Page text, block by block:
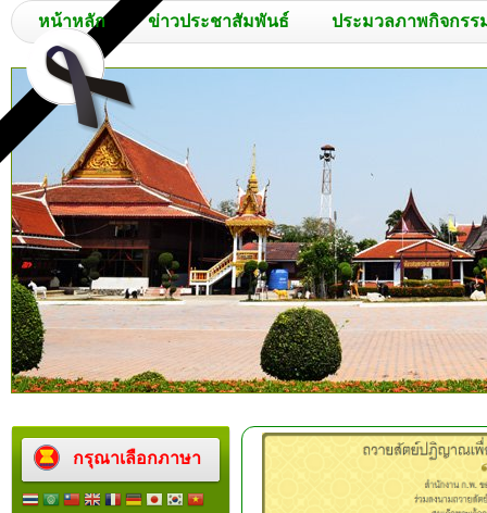
หน้าหลัก ข่าวประชาสัมพันธ์ ประมวลภาพกิจกรร
กรุณาเลือกภาษา